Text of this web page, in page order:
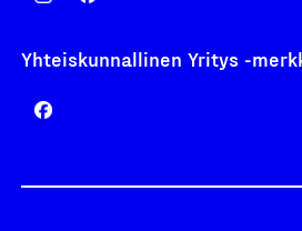
Yhteiskunnallinen Yritys -